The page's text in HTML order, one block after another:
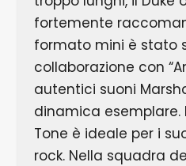
fortemente
formato mini è stato
collaborazione con
autentici suoni
dinamica esemplare.
Tone è ideale per i
rock. Nella squadra